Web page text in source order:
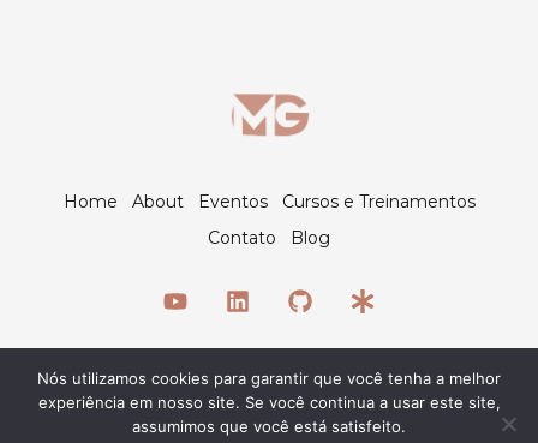
Home About Eventos
Cursos e Treinamentos
Contato
Blog
© 2026 Maiquel Gomes
Nós utilizamos cookies para garantir que você tenha a melhor
experiência em nosso site. Se você continua a usar este site,
assumimos que você está satisfeito.